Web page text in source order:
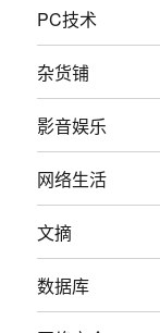
PC技术
杂货铺
影音娱乐
网络生活
文摘
数据库